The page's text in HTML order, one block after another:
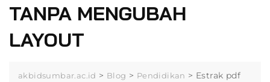
TANPA MENGUBAH
LAYOUT
akbidsumbar.ac.id > Blog > Pendidikan > Estrak pdf